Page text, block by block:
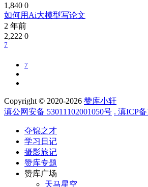
1,840 0
如何用Ai大模型写论文
2 年前
2,222 0
7
7
Copyright © 2020-2026 赞库小轩
滇公网安备 53011102001050号 . 滇ICP
夺锦之才
学习日记
摄影旅记
赞库专题
赞库广场
天马星空